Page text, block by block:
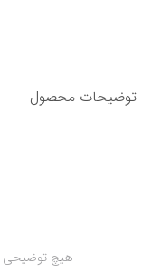
توضیحات محصول